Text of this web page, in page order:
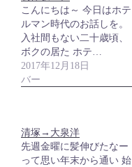
こんにちは～ 今日はホテ
ルマン時代のお話しを。
入社間もない二十歳頃、
ボクの居た ホテ…
2017年12月18日
バー
清塚→大泉洋
先週金曜に髪伸びたなー
って思い年末から通い 始